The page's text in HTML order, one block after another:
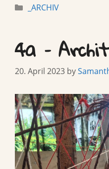
Categories
_ARCHIV
4a –
20. April 2023 by